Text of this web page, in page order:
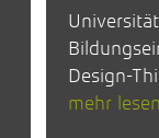
Design-
mehr lesen